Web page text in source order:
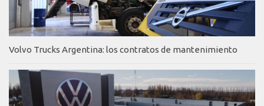
Volvo Trucks Argentina: los contratos de mantenimiento